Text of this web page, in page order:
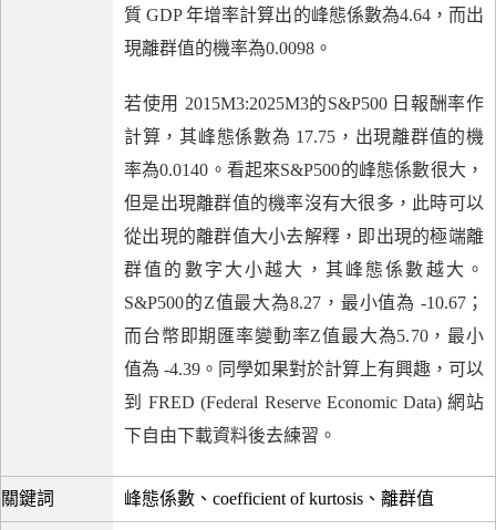
質 GDP 年增率計算出的峰態係數為4.64，而出
現離群值的機率為0.0098。
若使用 2015M3:2025M3的S&P500 日報酬率作
計算，其峰態係數為 17.75，出現離群值的機
率為0.0140。看起來S&P500的峰態係數很大，
但是出現離群值的機率沒有大很多，此時可以
從出現的離群值大小去解釋，即出現的極端離
群值的數字大小越大，其峰態係數越大。
S&P500的Z值最大為8.27，最小值為 -10.67；
而台幣即期匯率變動率Z值最大為5.70，最小
值為 -4.39。同學如果對於計算上有興趣，可以
到 FRED (Federal Reserve Economic Data) 網站
下自由下載資料後去練習。
關鍵詞 峰態係數、coefficient of kurtosis、離群值